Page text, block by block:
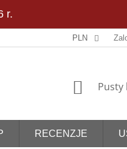
r.
PLN
Pusty
RECENZJE